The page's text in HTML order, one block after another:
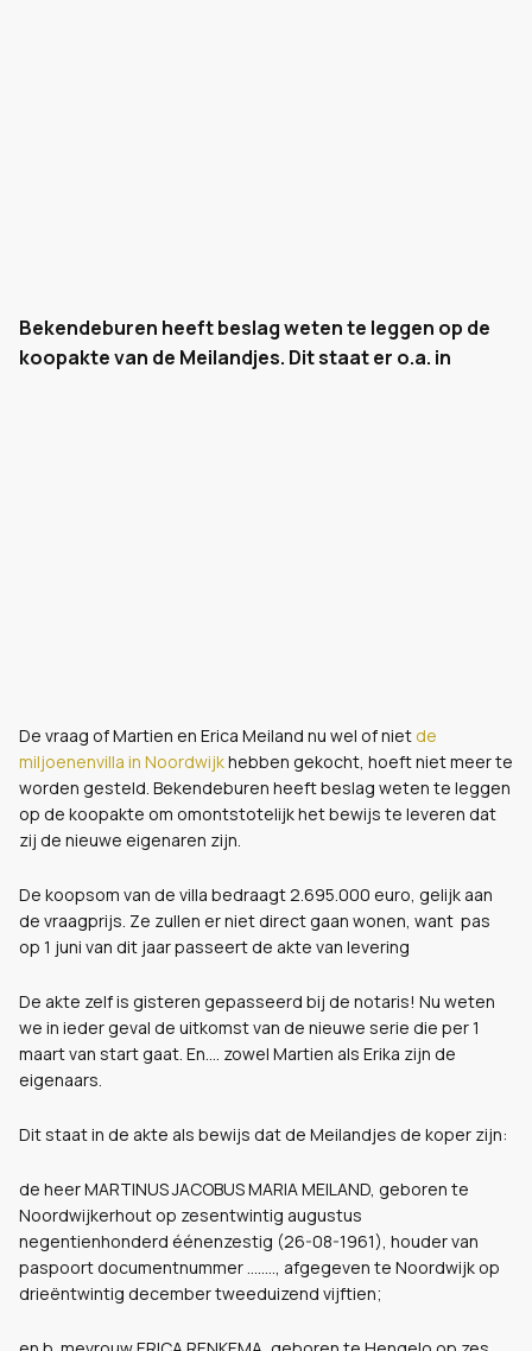
Bekendeburen heeft beslag weten te leggen op de
koopakte van de Meilandjes. Dit staat er o.a. in
De vraag of Martien en Erica Meiland nu wel of niet de
miljoenenvilla in Noordwijkhebben gekocht, hoeft niet meer te
worden gesteld. Bekendeburen heeft beslag weten te leggen
op de koopakte om omontstotelijk het bewijs te leveren dat
zij de nieuwe eigenaren zijn.
De koopsom van de villa bedraagt 2.695.000 euro, gelijk aan
de vraagprijs. Ze zullen er niet direct gaan wonen, want pas
op 1 juni van dit jaar passeert de akte van levering
De akte zelf is gisteren gepasseerd bij de notaris! Nu weten
we in ieder geval de uitkomst van de nieuwe serie die per 1
maart van start gaat. En.... zowel Martien als Erika zijn de
eigenaars.
Dit staat in de akte als bewijs dat de Meilandjes de koper zijn:
de heer MARTINUS JACOBUS MARIA MEILAND, geboren te
Noordwijkerhout op zesentwintig augustus
negentienhonderd éénenzestig (26-08-1961), houder van
paspoort documentnummer ........, afgegeven te Noordwijk op
drieëntwintig december tweeduizend vijftien;